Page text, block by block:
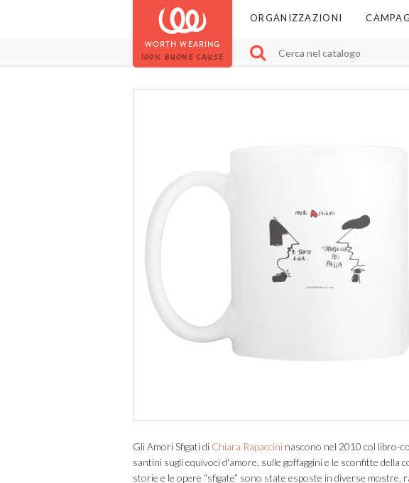
WORTH WEARING
100% BUONE CAUSE
ORGANIZZAZIONI
Gli Amori Sfigati di Chiara Rapaccini nascono nel 2010 col libro-
santini sugli equivoci d'amore, sulle goffaggini e le sconfitte della
storie e le opere “sfigate” sono state esposte in diverse mostre,